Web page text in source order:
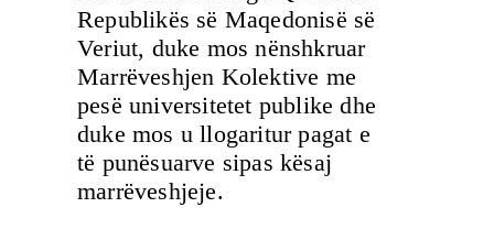
Republikës së Maqedonisë së
Veriut, duke mos nënshkruar
Marrëveshjen Kolektive me
pesë universitetet publike dhe
duke mos u llogaritur pagat e
të punësuarve sipas kësaj
marrëveshjeje.